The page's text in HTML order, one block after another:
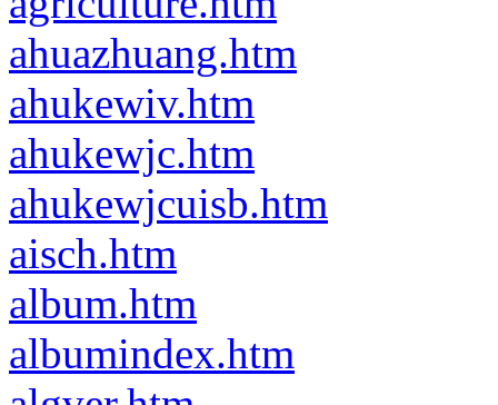
ahuazhuang.htm
ahukewiv.htm
ahukewjc.htm
ahukewjcuisb.htm
aisch.htm
album.htm
albumindex.htm